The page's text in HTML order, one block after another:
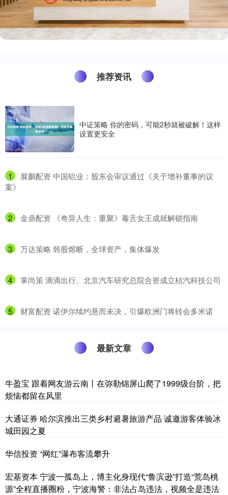
推荐资讯
中证策略 你的密码，可能2秒就被破解！这样
设置更安全
1
​展鵬配资 中国铝业：股东会审议通过《关于增补董事的议
案》
2 ​金鼎配资 《奇异人生：重聚》毒舌女王成就解锁指南
3 ​万达策略 韩股熔断，全球资产，集体爆发
4 ​掌尚策 滴滴出行、北京汽车研究总院合资成立桔汽科技公司
5 ​财富配资 诺伊尔续约悬而未决，引爆欧洲门将转会多米诺
最新文章
牛盈宝 跟着网友游云南丨在弥勒锦屏山爬了1999级台阶，把
烦恼都留在风里
大通证券 哈尔滨推出三类乡村避暑旅游产品 诚邀游客体验冰
城田园之夏
华信投资 “网红”瀑布客流攀升
宏基资本 宁波一孤岛上，博主化身现代“鲁滨逊”打造“荒岛桃
源”全程直播圈粉，宁波海警：非法占岛违法，视频全是违法